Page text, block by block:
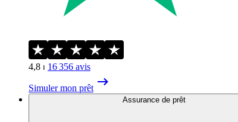
4,8 ⏐ 16 356 avis
Simuler mon prêt
Assurance de prêt